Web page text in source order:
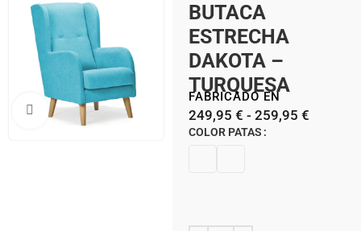
Clic para ampliar
BUTACA
ESTRECHA
DAKOTA –
TURQUESA
FABRICADO EN
249,95 € - 259,95 €
COLOR PATAS